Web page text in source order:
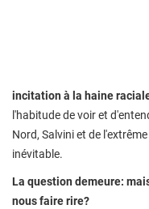
incitation à la haine
l'habitude de voir et
Nord, Salvini et de
inévitable.
La question demeure:
nous faire rire?